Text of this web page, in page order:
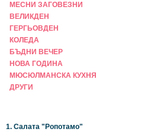
МЕСНИ ЗАГОВЕЗНИ
ВЕЛИКДЕН
ГЕРГЬОВДЕН
КОЛЕДА
БЪДНИ ВЕЧЕР
НОВА ГОДИНА
МЮСЮЛМАНСКА КУХНЯ
ДРУГИ
1. Салата "Ропотамо"